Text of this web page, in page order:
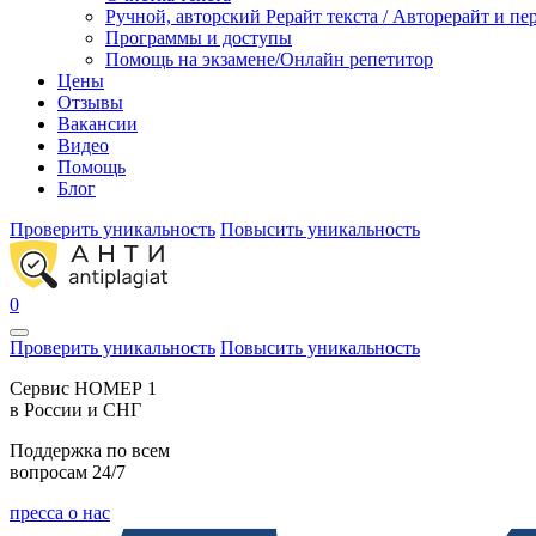
Ручной, авторский Рерайт текста / Авторерайт и
Программы и доступы
Помощь на экзамене/Онлайн репетитор
Цены
Отзывы
Вакансии
Видео
Помощь
Блог
Проверить уникальность Повысить уникальность
0
Проверить уникальность Повысить уникальность
Cервис НОМЕР 1
в России и СНГ
Поддержка по всем
вопросам 24/7
пресса о нас